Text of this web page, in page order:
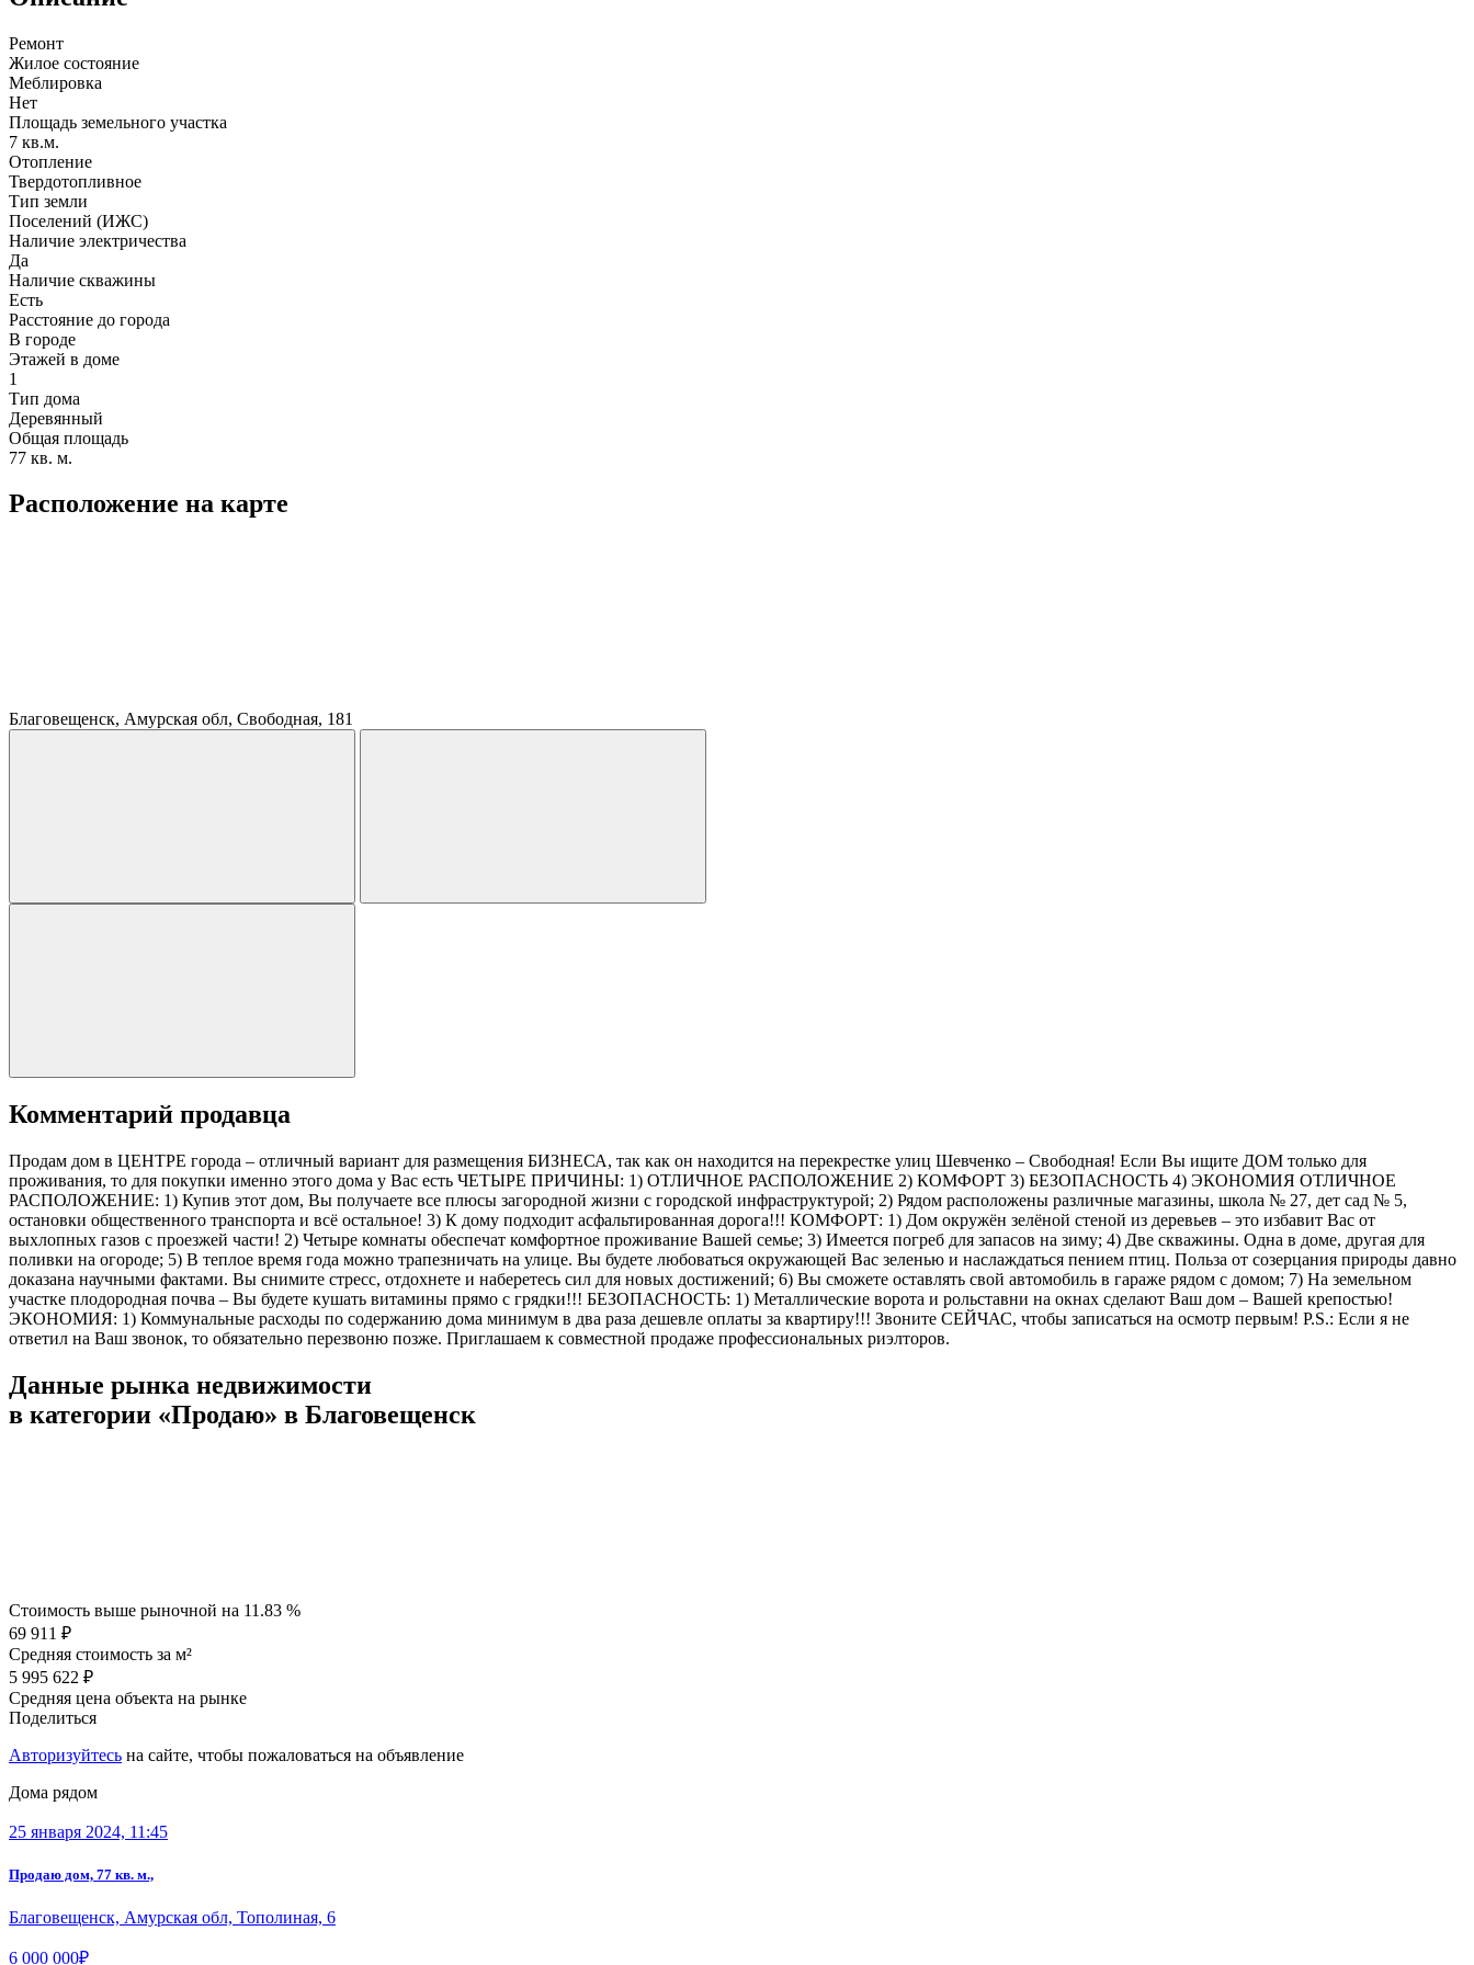
Ремонт
Жилое состояние
Меблировка
Нет
Площадь земельного участка
7 кв.м.
Отопление
Твердотопливное
Тип земли
Поселений (ИЖС)
Наличие электричества
Да
Наличие скважины
Есть
Расстояние до города
В городе
Этажей в доме
1
Тип дома
Деревянный
Общая площадь
77 кв. м.
Расположение на карте
Благовещенск, Амурская обл, Свободная, 181
Комментарий продавца
Продам дом в ЦЕНТРЕ города – отличный вариант для размещения БИЗНЕСА, так как он находится на перекрестке улиц Шевченко – Свободная! Если Вы ищите ДОМ только для
проживания, то для покупки именно этого дома у Вас есть ЧЕТЫРЕ ПРИЧИНЫ: 1) ОТЛИЧНОЕ РАСПОЛОЖЕНИЕ 2) КОМФОРТ 3) БЕЗОПАСНОСТЬ 4) ЭКОНОМИЯ ОТЛИЧНОЕ
РАСПОЛОЖЕНИЕ: 1) Купив этот дом, Вы получаете все плюсы загородной жизни с городской инфраструктурой; 2) Рядом расположены различные магазины, школа № 27, дет сад № 5,
остановки общественного транспорта и всё остальное! 3) К дому подходит асфальтированная дорога!!! КОМФОРТ: 1) Дом окружён зелёной стеной из деревьев – это избавит Вас от
выхлопных газов с проезжей части! 2) Четыре комнаты обеспечат комфортное проживание Вашей семье; 3) Имеется погреб для запасов на зиму; 4) Две скважины. Одна в доме, другая для
поливки на огороде; 5) В теплое время года можно трапезничать на улице. Вы будете любоваться окружающей Вас зеленью и наслаждаться пением птиц. Польза от созерцания природы давно
доказана научными фактами. Вы снимите стресс, отдохнете и наберетесь сил для новых достижений; 6) Вы сможете оставлять свой автомобиль в гараже рядом с домом; 7) На земельном
участке плодородная почва – Вы будете кушать витамины прямо с грядки!!! БЕЗОПАСНОСТЬ: 1) Металлические ворота и рольставни на окнах сделают Ваш дом – Вашей крепостью!
ЭКОНОМИЯ: 1) Коммунальные расходы по содержанию дома минимум в два раза дешевле оплаты за квартиру!!! Звоните СЕЙЧАС, чтобы записаться на осмотр первым! P.S.: Если я не
ответил на Ваш звонок, то обязательно перезвоню позже. Приглашаем к совместной продаже профессиональных риэлторов.
Данные рынка недвижимости
в категории «Продаю» в Благовещенск
Стоимость выше рыночной на 11.83 %
69 911 ₽
Средняя стоимость за м²
5 995 622 ₽
Средняя цена объекта на рынке
Поделиться
Авторизуйтесь на сайте, чтобы пожаловаться на объявление
Дома рядом
25 января 2024, 11:45
Продаю дом, 77 кв. м.,
Благовещенск, Амурская обл, Тополиная, 6
6 000 000₽